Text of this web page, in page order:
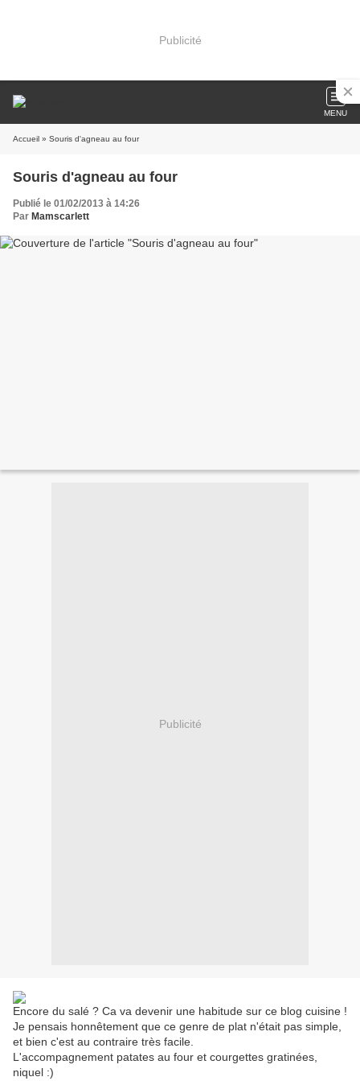
Publicité
MENU
Accueil » Souris d'agneau au four
Souris d'agneau au four
Publié le 01/02/2013 à 14:26
Par Mamscarlett
Publicité
Encore du salé ? Ca va devenir une habitude sur ce blog cuisine !
Je pensais honnêtement que ce genre de plat n'était pas simple,
et bien c'est au contraire très facile.
L'accompagnement patates au four et courgettes gratinées,
niquel :)